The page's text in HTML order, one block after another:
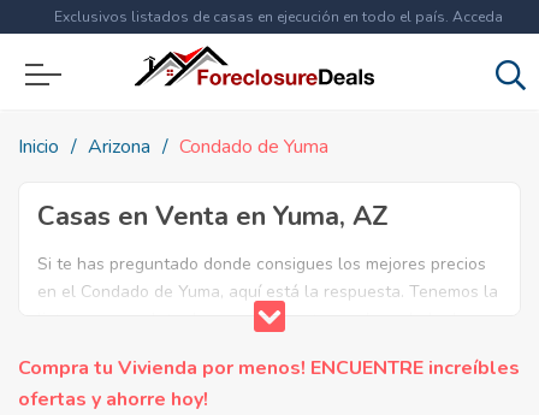
Exclusivos listados de casas en ejecución en todo el país. Acceda
ahora a
Inicio Arizona Condado de Yuma
Casas en Venta en Yuma, AZ
Si te has preguntado donde consigues los mejores precios
en el Condado de Yuma, aquí está la respuesta. Tenemos la
lista mas completa de casas en venta en el condado de
Ahorra en grande y compra casas reposeídas en el
Condado de Yuma, AZ.
Compra tu Vivienda por menos! ENCUENTRE increíbles
ofertas y ahorre hoy!